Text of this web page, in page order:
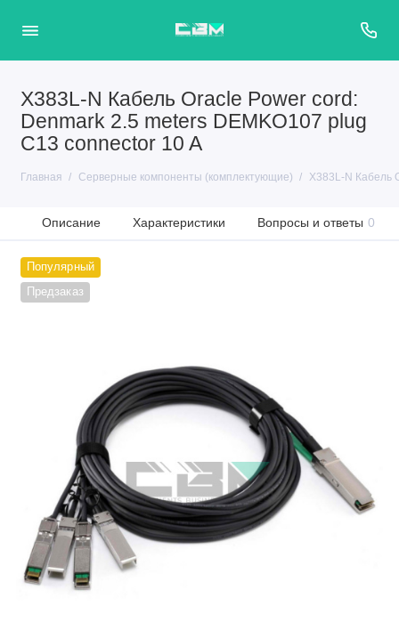
X383L-N Кабель Oracle Power cord:
Denmark 2.5 meters DEMKO107 plug
C13 connector 10 A
Главная Серверные компоненты (комплектующие) X383L-N Кабель
Описание Характеристики Вопросы и ответы 0
Популярный
Предзаказ